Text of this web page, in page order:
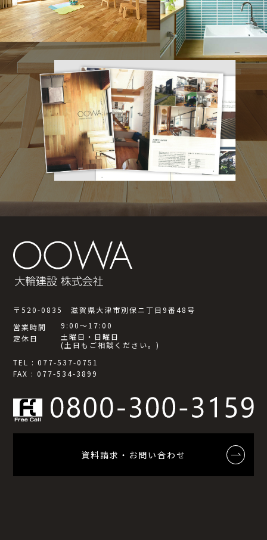
〒520-0835 滋賀県大津市別保ニ丁目9番48号
営業時間
9:00～17:00
定休日
土曜日・日曜日
(土日もご相談ください。)
TEL : 077-537-0751
FAX : 077-534-3899
資料請求・お問い合わせ